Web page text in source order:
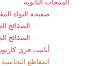
المنتجات الثانوية
صفيحة النواة
الصفائح
الصفائح
أنابيب فري كاربون
المقاطع النحاسية